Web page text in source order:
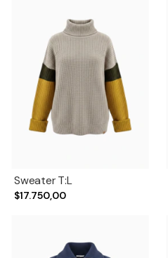
Sweater T:L
$17.750,00